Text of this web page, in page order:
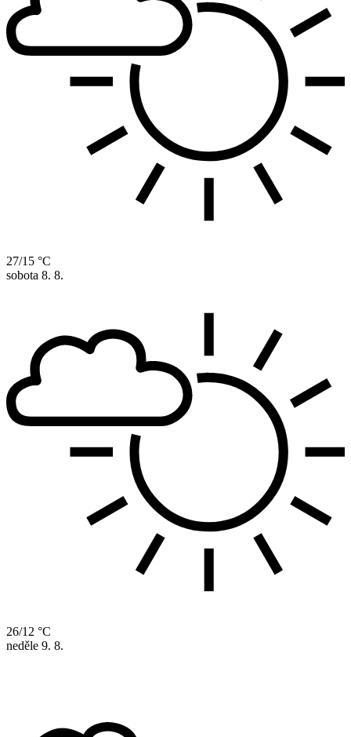
27/15 °C
sobota 8. 8.
26/12 °C
neděle 9. 8.